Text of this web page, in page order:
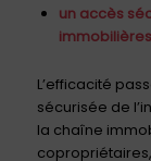
un accès
immobilières
L’efficacité
sécurisée de
la chaîne